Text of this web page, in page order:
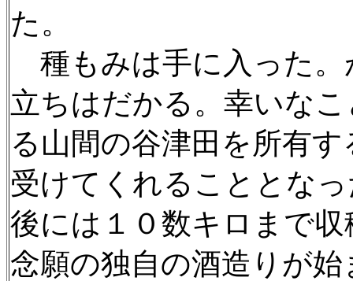
た。
種もみは手に入った。
立ちはだかる。幸いな
る山間の谷津田を所有
受けてくれることとな
後には１０数キロまで
念願の独自の酒造りが始